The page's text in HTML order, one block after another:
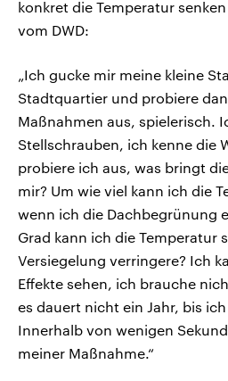
konkret die Temperatur
vom DWD:
„Ich gucke mir meine kleine
Stadtquartier und probiere
Maßnahmen aus, spielerisch.
Stellschrauben, ich kenne die
probiere ich aus, was bringt
mir? Um wie viel kann ich die
wenn ich die Dachbegrünung
Grad kann ich die Temperatur
Versiegelung verringere? Ich
Effekte sehen, ich brauche
es dauert nicht ein Jahr, bis
Innerhalb von wenigen
meiner Maßnahme.“